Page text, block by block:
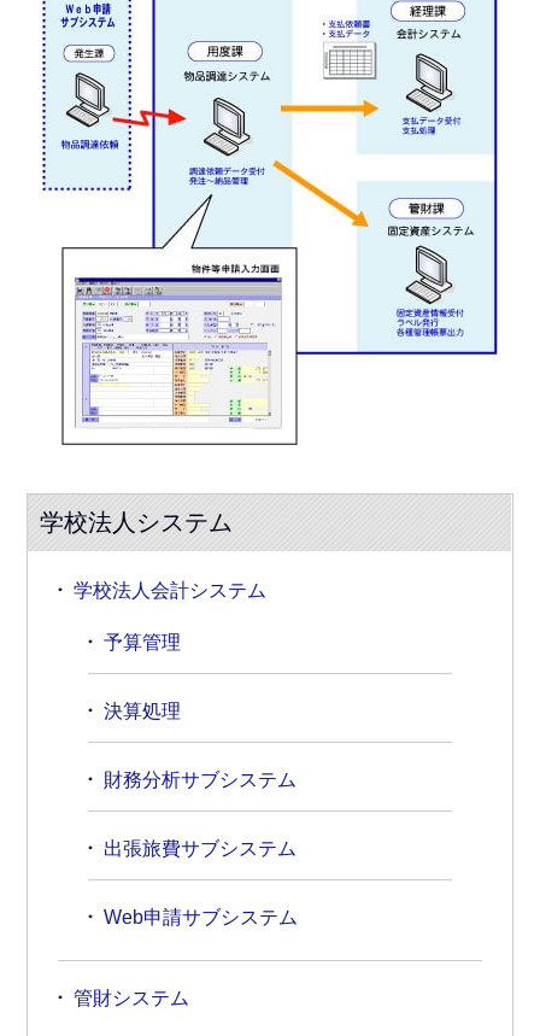
学校法人システム
学校法人会計システム
予算管理
決算処理
財務分析サブシステム
出張旅費サブシステム
Web申請サブシステム
管財システム